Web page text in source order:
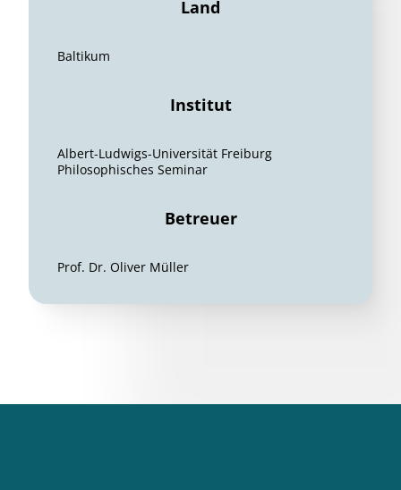
Land
Baltikum
Institut
Albert-Ludwigs-Universität Freiburg
Philosophisches Seminar
Betreuer
Prof. Dr. Oliver Müller